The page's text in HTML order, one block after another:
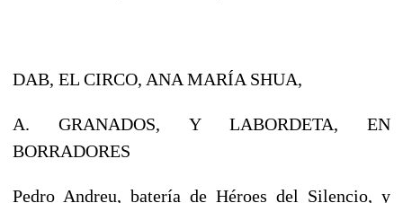
DAB, EL CIRCO, ANA MARÍA SHUA,
A. GRANADOS, Y LABORDETA, EN
BORRADORES
Pedro Andreu, batería de Héroes del Silencio, y